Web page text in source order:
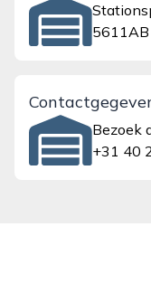
Bezoek
+31 40